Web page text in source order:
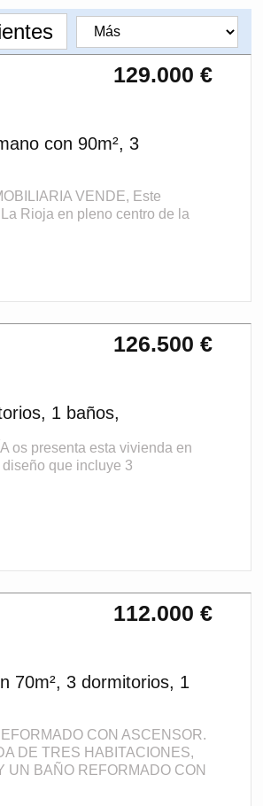
129.000 €
con 90m², 3
VENDE, Este
Rioja en pleno centro de la
126.500 €
1 baños,
os presenta esta vivienda en
que incluye 3
112.000 €
70m², 3 dormitorios, 1
CON ASCENSOR.
DE TRES HABITACIONES,
UN BAÑO REFORMADO CON